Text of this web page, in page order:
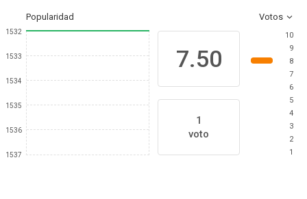
Popularidad Votos
1532
1533
1534
1535
1536
1537
7.50
1
voto
10
9
8
7
6
5
4
3
2
1